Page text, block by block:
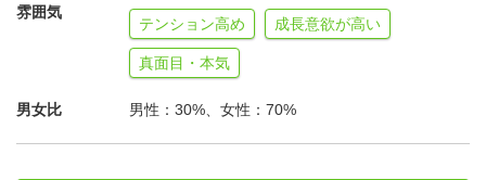
雰囲気
テンション高め 成長意欲が高い
真面目・本気
男女比 男性：30%、女性：70%